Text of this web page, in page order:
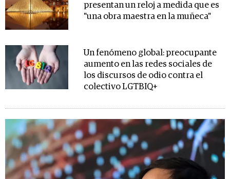
presentan un reloj a medida que es
"una obra maestra en la muñeca"
Un fenómeno global: preocupante
aumento en las redes sociales de
los discursos de odio contra el
colectivo LGTBIQ+